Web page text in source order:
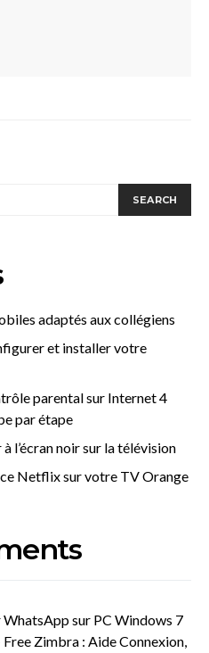
SEARCH
adaptés aux collégiens
et installer votre
parental sur Internet 4
par étape
l’écran noir sur la télévision
Netflix sur votre TV Orange
sur PC Windows 7
Zimbra : Aide Connexion,